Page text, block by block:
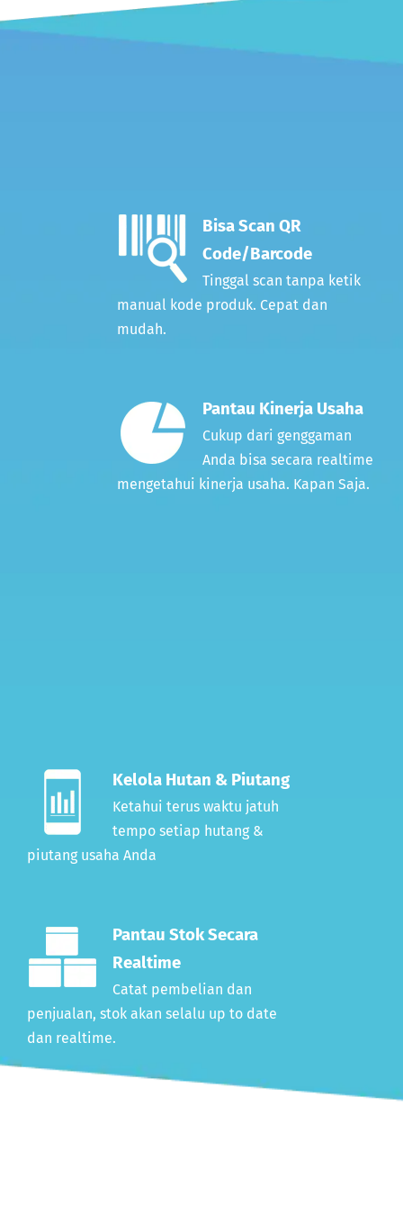
Bisa Scan QR
Code/Barcode
Tinggal scan tanpa ketik
manual kode produk. Cepat dan
mudah.
Pantau Kinerja Usaha
Cukup dari genggaman
Anda bisa secara realtime
mengetahui kinerja usaha. Kapan Saja.
Kelola Hutan & Piutang
Ketahui terus waktu jatuh
tempo setiap hutang &
piutang usaha Anda
Pantau Stok Secara
Realtime
Catat pembelian dan
penjualan, stok akan selalu up to date
dan realtime.